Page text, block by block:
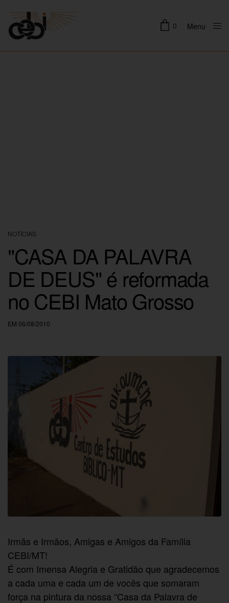
0 Menu
NOTÍCIAS
"CASA DA PALAVRA
DE DEUS" é reformada
no CEBI Mato Grosso
EM 06/08/2010
Irmãs e Irmãos, Amigas e Amigos da Família
CEBI/MT!
É com Imensa Alegria e Gratidão que agradecemos
a cada uma e cada um de vocês que somaram
força na pintura da nossa “Casa da Palavra de